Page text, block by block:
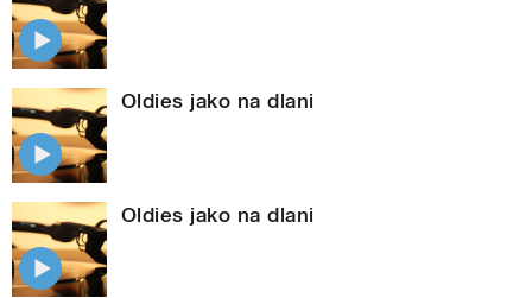
Oldies jako na dlani
Oldies jako na dlani